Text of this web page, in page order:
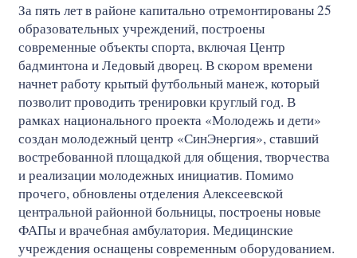
За пять лет в районе капитально отремонтированы 25
образовательных учреждений, построены
современные объекты спорта, включая Центр
бадминтона и Ледовый дворец. В скором времени
начнет работу крытый футбольный манеж, который
позволит проводить тренировки круглый год. В
рамках национального проекта «Молодежь и дети»
создан молодежный центр «СинЭнергия», ставший
востребованной площадкой для общения, творчества
и реализации молодежных инициатив. Помимо
прочего, обновлены отделения Алексеевской
центральной районной больницы, построены новые
ФАПы и врачебная амбулатория. Медицинские
учреждения оснащены современным оборудованием.